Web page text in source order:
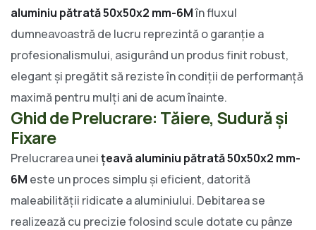
aluminiu pătrată 50x50x2 mm-6Mîn fluxul
dumneavoastră de lucru reprezintă o garanție a
profesionalismului, asigurând un produs finit robust,
elegant și pregătit să reziste în condiții de performanță
maximă pentru mulți ani de acum înainte.
Ghid de Prelucrare: Tăiere, Sudură și
Fixare
Prelucrarea uneițeavă aluminiu pătrată 50x50x2 mm-
6M este un proces simplu și eficient, datorită
maleabilității ridicate a aluminiului. Debitarea se
realizează cu precizie folosind scule dotate cu pânze